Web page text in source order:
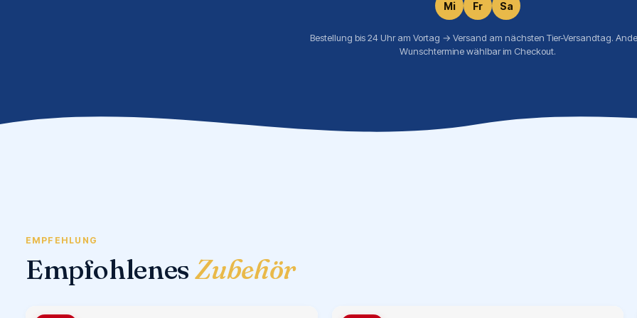
Mi Fr Sa
Bestellung bis 24 Uhr am Vortag → Versand am nächsten Tier-Versandtag.
Wunschtermine wählbar im Checkout.
EMPFEHLUNG
EmpfohlenesZubehör